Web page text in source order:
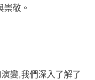
敬。
變,我們深入了解了